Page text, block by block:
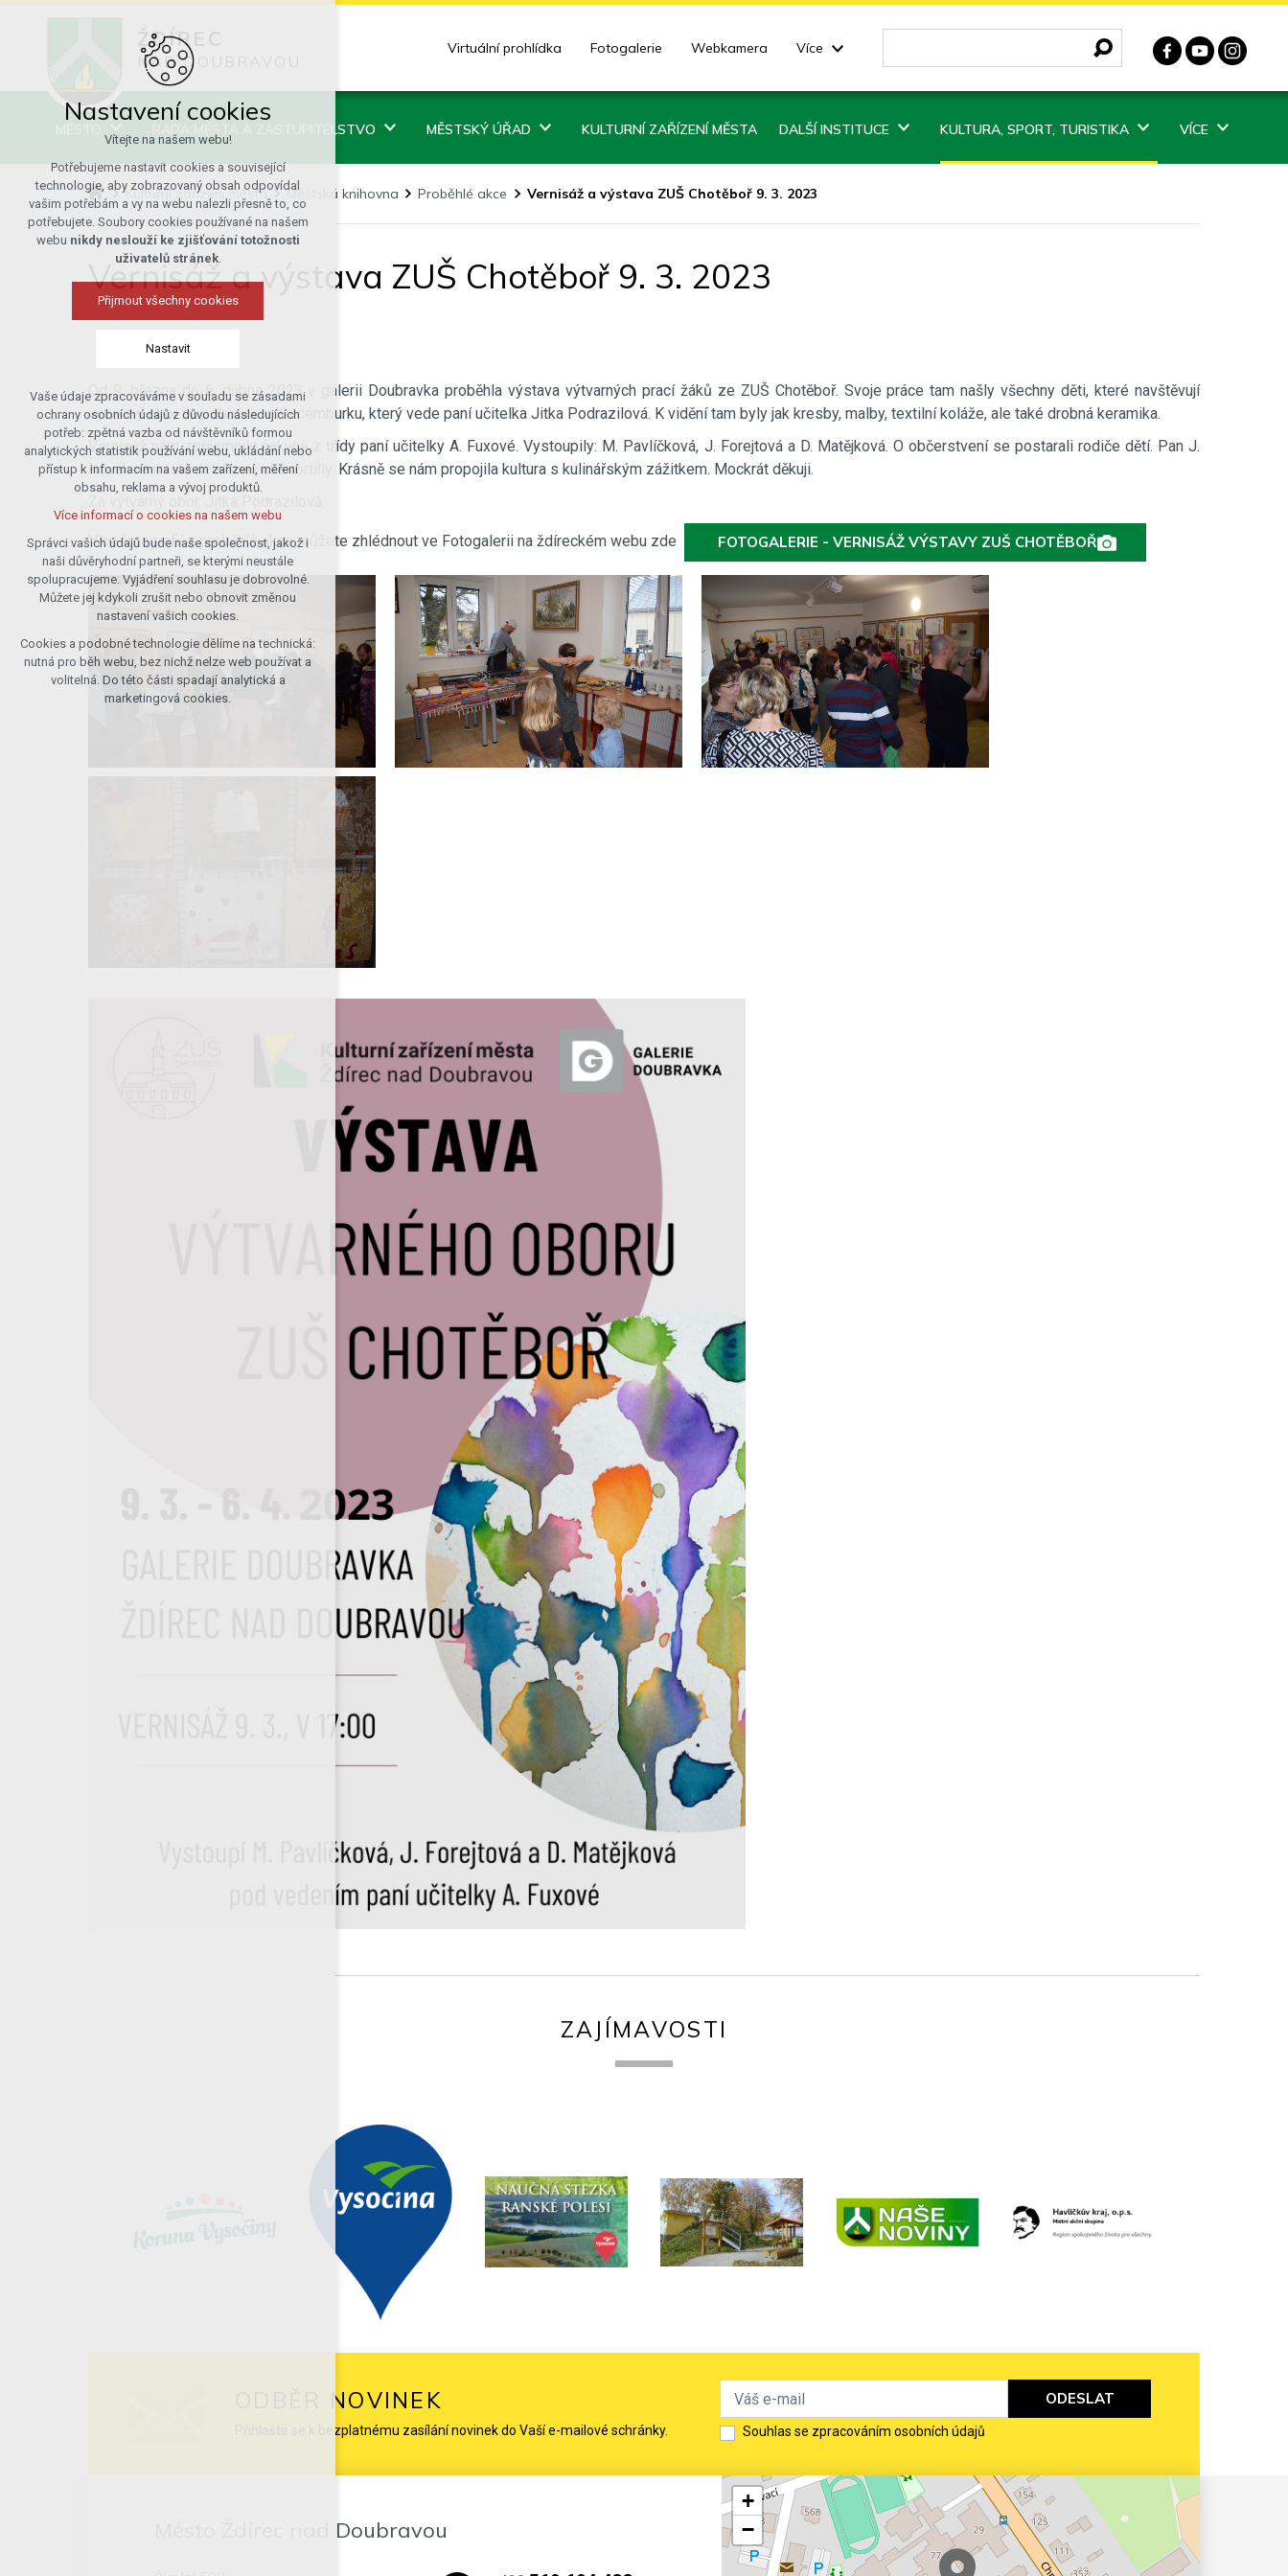
ŽDÍREC
NAD DOUBRAVOU
Virtuální prohlídka Fotogalerie Webkamera Více
RADA MĚSTA A ZASTUPITELSTVO MĚSTSKÝ ÚŘAD KULTURNÍ ZAŘÍZENÍ MĚSTA DALŠÍ INSTITUCE KULTURA, SPORT, TURISTIKA VÍCE
Kulturní zařízení města Městská knihovna Proběhlé akce Vernisáž a výstava ZUŠ Chotěboř 9. 3. 2023
Vernisáž a výstava ZUŠ Chotěboř 9. 3. 2023
Od 9. března do 6. dubna 2023 v galerii Doubravka proběhla výstava výtvarných prací žáků ze ZUŠ Chotěboř. Svoje práce tam našly všechny děti, které navštěvují
výtvarný obor na pobočce v Krucemburku, který vede paní učitelka Jitka Podrazilová. K vidění tam byly jak kresby, malby, textilní koláže, ale také drobná keramika.
Vernisáž nám zpříjemnily žákyně z třídy paní učitelky A. Fuxové. Vystoupily: M. Pavlíčková, J. Forejtová a D. Matějková. O občerstvení se postarali rodiče dětí. Pan J.
Novák na místě dělal mexické tortilly. Krásně se nám propojila kultura s kulinářským zážitkem. Mockrát děkuji.
Více fotografií z proběhlé akce můžete zhlédnout ve Fotogalerii na ždíreckém webu zde FOTOGALERIE - VERNISÁŽ VÝSTAVY ZUŠ CHOTĚBOŘ
ZAJÍMAVOSTI
ODBĚR NOVINEK
Přihlašte se k bezplatnému zasílání novinek do Vaší e-mailové schránky. Souhlas se zpracováním osobních údajů
ODESLAT
Město Ždírec nad Doubravou
+
−
Nastavení cookies
Vítejte na našem webu!
Potřebujeme nastavit cookies a související
technologie, aby zobrazovaný obsah odpovídal
vašim potřebám a vy na webu nalezli přesně to, co
potřebujete. Soubory cookies používané na našem
webu nikdy neslouží ke zjišťování totožnosti
uživatelů stránek.
Přijmout všechny cookies
Nastavit
Technická cookies
nutná pro provozování webu
udržení kontextu stránek (session):
případná přihlášení, volby jazyka, apod.
Volitelná cookies
analytická pro anonymizované
vyhodnocení návštěvnosti
marketingová cookies (Google)
Více informací o cookies na našem webu
Přijmout všechny cookies
Odmítnout vše
Vaše údaje zpracováváme v souladu se zásadami
ochrany osobních údajů z důvodu následujících
potřeb: zpětná vazba od návštěvníků formou
analytických statistik používání webu, ukládání nebo
přístup k informacím na vašem zařízení, měření
obsahu, reklama a vývoj produktů.
Více informací o cookies na našem webu
Správci vašich údajů bude naše společnost, jakož i
naši důvěryhodní partneři, se kterými neustále
spolupracujeme. Vyjádření souhlasu je dobrovolné.
Můžete jej kdykoli zrušit nebo obnovit změnou
nastavení vašich cookies.
Cookies a podobné technologie dělíme na technická:
nutná pro běh webu, bez nichž nelze web používat a
volitelná. Do této části spadají analytická a
marketingová cookies.